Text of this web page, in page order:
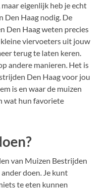
eigenlijk heb je echt
Den Haag nodig. De
Den Haag weten precies
viervoeters uit jouw
terug te laten keren.
andere manieren. Het is
Den Haag voor jou
is en waar de muizen
wat hun favoriete
van Muizen Bestrijden
doen. Je kunt
te eten kunnen